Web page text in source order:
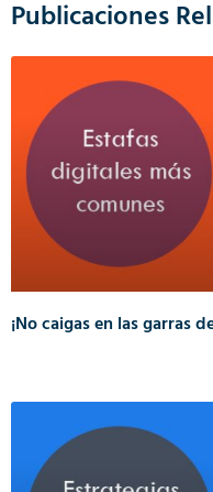
Publicaciones
¡No caigas en las garras